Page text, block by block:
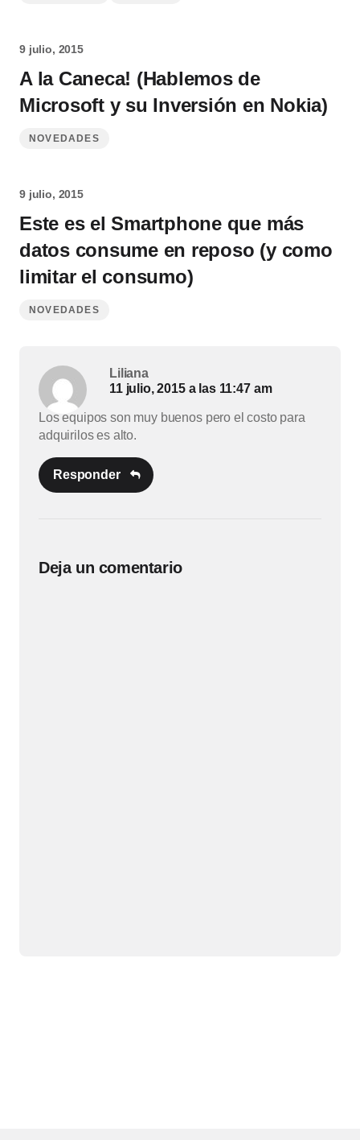
9 julio, 2015
A la Caneca! (Hablemos de
Microsoft y su Inversión en Nokia)
NOVEDADES
9 julio, 2015
Este es el Smartphone que más
datos consume en reposo (y como
limitar el consumo)
NOVEDADES
Liliana
11 julio, 2015 a las 11:47 am
Los equipos son muy buenos pero el costo para
adquirilos es alto.
Responder
Deja un comentario